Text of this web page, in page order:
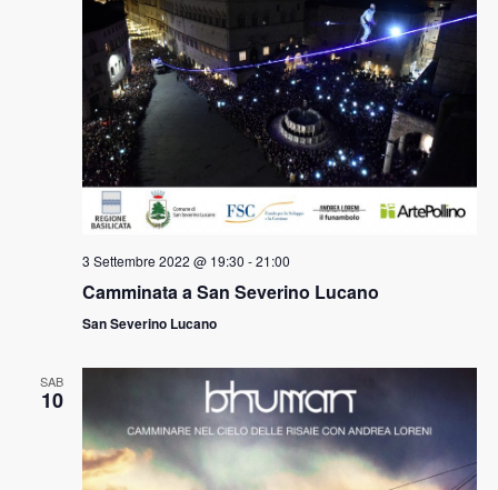
3 Settembre 2022 @ 19:30 -21:00
Camminata a San Severino Lucano
San Severino Lucano
SAB
10